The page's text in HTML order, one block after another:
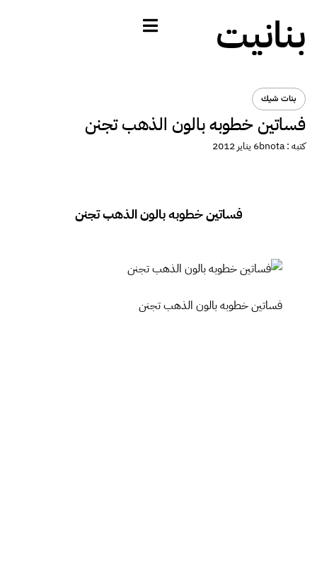
بنانيت
بنات شيك
فساتين خطوبه بالون الذهب تجنن
كتبه :bnota6 يناير 2012
فساتين خطوبه بالون الذهب تجنن
فساتين خطوبه بالون الذهب تجنن